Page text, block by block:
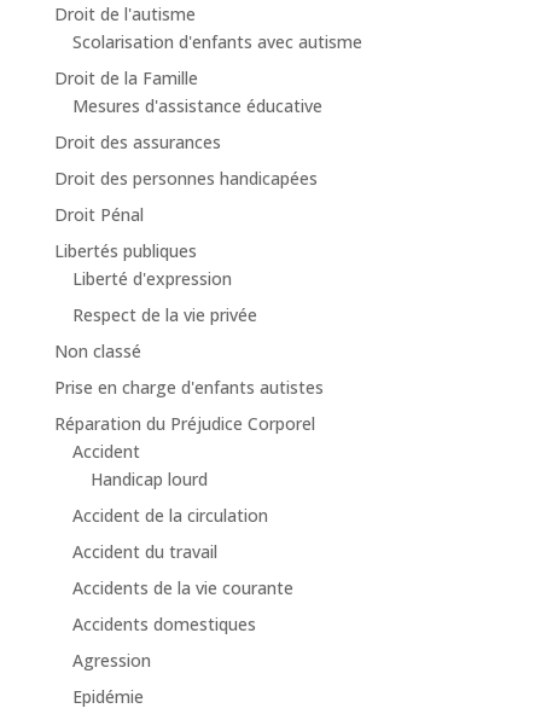
Droit de l'autisme
Scolarisation d'enfants avec autisme
Droit de la Famille
Mesures d'assistance éducative
Droit des assurances
Droit des personnes handicapées
Droit Pénal
Libertés publiques
Liberté d'expression
Respect de la vie privée
Non classé
Prise en charge d'enfants autistes
Réparation du Préjudice Corporel
Accident
Handicap lourd
Accident de la circulation
Accident du travail
Accidents de la vie courante
Accidents domestiques
Agression
Epidémie